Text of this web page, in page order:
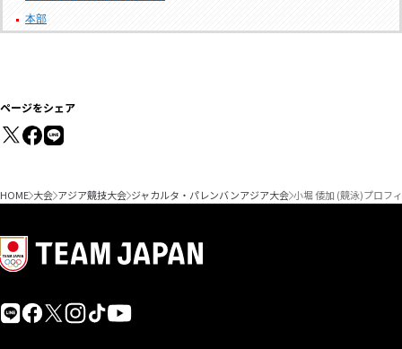
本部
ページをシェア
HOME 大会 アジア競技大会 ジャカルタ・パレンバンアジア大会 小堀 倭加 (競泳)プロフ